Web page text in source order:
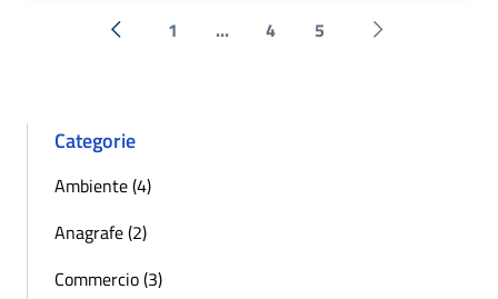
« Precedente
1 ... 4 5 Successiva »
Categorie
Ambiente (4)
Anagrafe (2)
Commercio (3)